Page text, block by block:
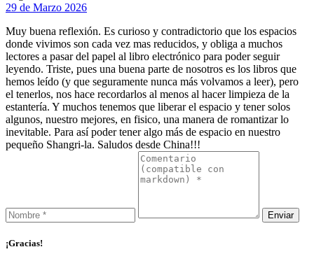
29 de Marzo 2026
Muy buena reflexión. Es curioso y contradictorio que los espacios
donde vivimos son cada vez mas reducidos, y obliga a muchos
lectores a pasar del papel al libro electrónico para poder seguir
leyendo. Triste, pues una buena parte de nosotros es los libros que
hemos leído (y que seguramente nunca más volvamos a leer), pero
el tenerlos, nos hace recordarlos al menos al hacer limpieza de la
estantería. Y muchos tenemos que liberar el espacio y tener solos
algunos, nuestro mejores, en fisico, una manera de romantizar lo
inevitable. Para así poder tener algo más de espacio en nuestro
pequeño Shangri-la. Saludos desde China!!!
¡Gracias!